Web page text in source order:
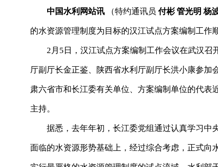
中国水利网站讯 （特约通讯员付彬 管光明 杨
的水资源管理制度为目标的汉江试点方案编制工作
2月5日，汉江试点方案编制工作会议在武汉召
厅副厅长金正鉴、陕西省水利厅副厅长洪小康参
肃六省市和长江委有关单位、方案编制单位的代
主持。
据悉，去年年初，长江委党组通过认真学习中
面临的水资源形势基础上，经过综合考虑，正式